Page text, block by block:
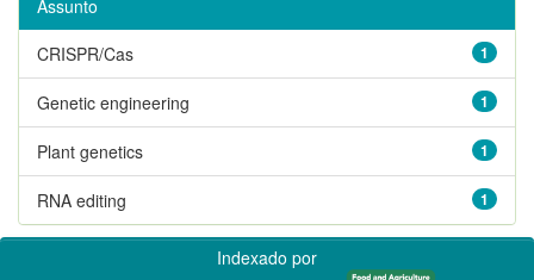
Assunto
1
CRISPR/Cas
1
Genetic engineering
1
Plant genetics
1
RNA editing
Indexado por